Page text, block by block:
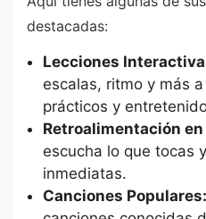
destacadas:
Lecciones
escalas, ritmo y más
prácticos y
Retroalimentación en
escucha lo que tocas
inmediatas.
Canciones Populares: